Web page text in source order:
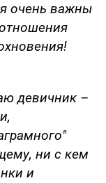
очень важны
девичник –
ни с кем
и